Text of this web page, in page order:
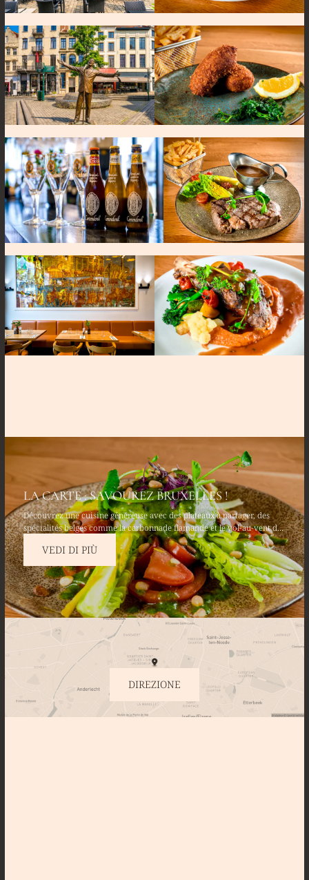
LA CARTE : SAVOUREZ BRUXELLES !
Découvrez une cuisine généreuse avec des plateaux à partager, des
spécialités belges comme la carbonnade flamande et le vol-au-vent de
poulet fermier. Savourez des entrées fraîches telles que le tartare
d’avocat & saumon frais et terminez par un moelleux au chocolat
belge.
VEDI DI PIÙ
DIREZIONE